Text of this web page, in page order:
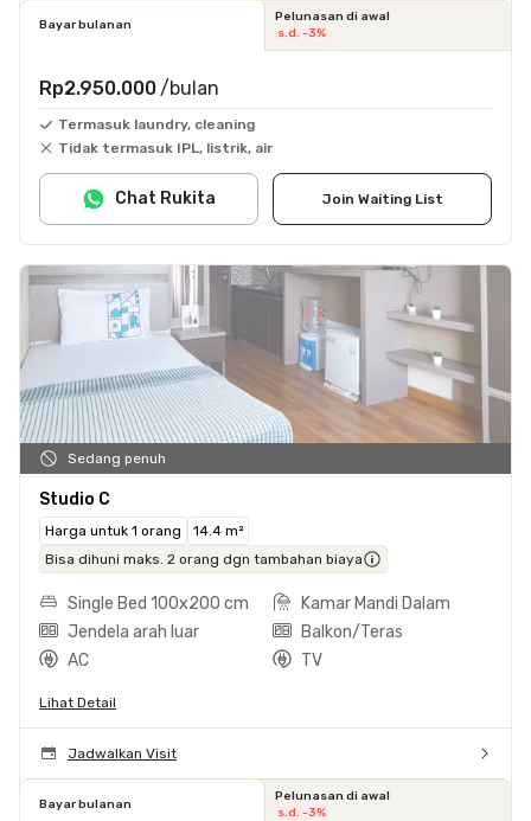
Bayar bulanan
Pelunasan di awal
s.d. -3%
Rp2.950.000 /bulan
Termasuk laundry, cleaning
Tidak termasuk IPL, listrik, air
Join Waiting List
Chat Rukita
Sedang penuh
Studio C
Harga untuk 1 orang
14.4 m²
Bisa dihuni maks. 2 orang dgn tambahan biaya
Single Bed 100x200 cm
Kamar Mandi Dalam
Jendela arah luar
Balkon/Teras
AC
TV
Lihat Detail
Jadwalkan Visit
Bayar bulanan
Pelunasan di awal
s.d. -3%